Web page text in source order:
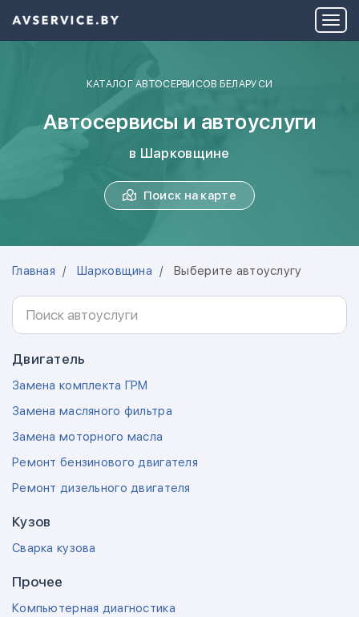
КАТАЛОГ АВТОСЕРВИСОВ БЕЛАРУСИ
Автосервисы и автоуслуги
в Шарковщине
Поиск на карте
Главная Шарковщина Выберите автоуслугу
Двигатель
Замена комплекта ГРМ
Замена масляного фильтра
Замена моторного масла
Ремонт бензинового двигателя
Ремонт дизельного двигателя
Кузов
Сварка кузова
Прочее
Компьютерная диагностика